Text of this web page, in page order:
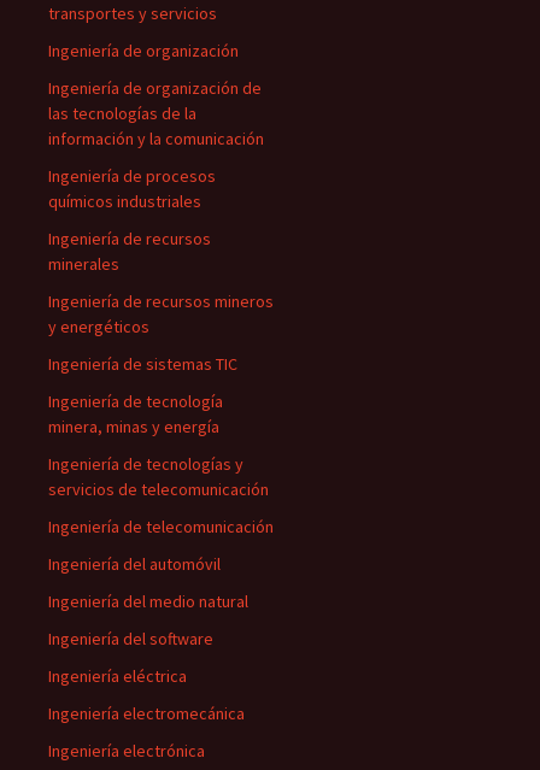
transportes y servicios
Ingeniería de organización
Ingeniería de organización de
las tecnologías de la
información y la comunicación
Ingeniería de procesos
químicos industriales
Ingeniería de recursos
minerales
Ingeniería de recursos mineros
y energéticos
Ingeniería de sistemas TIC
Ingeniería de tecnología
minera, minas y energía
Ingeniería de tecnologías y
servicios de telecomunicación
Ingeniería de telecomunicación
Ingeniería del automóvil
Ingeniería del medio natural
Ingeniería del software
Ingeniería eléctrica
Ingeniería electromecánica
Ingeniería electrónica